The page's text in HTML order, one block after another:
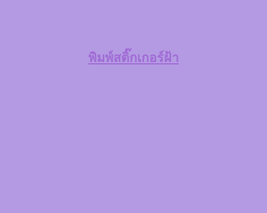
พิมพ์สติ๊กเกอร์ฝ้า